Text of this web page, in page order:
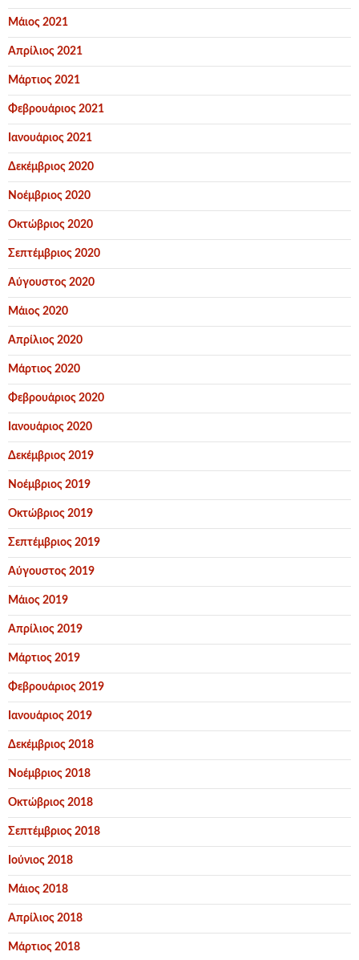
Μάιος 2021
Απρίλιος 2021
Μάρτιος 2021
Φεβρουάριος 2021
Ιανουάριος 2021
Δεκέμβριος 2020
Νοέμβριος 2020
Οκτώβριος 2020
Σεπτέμβριος 2020
Αύγουστος 2020
Μάιος 2020
Απρίλιος 2020
Μάρτιος 2020
Φεβρουάριος 2020
Ιανουάριος 2020
Δεκέμβριος 2019
Νοέμβριος 2019
Οκτώβριος 2019
Σεπτέμβριος 2019
Αύγουστος 2019
Μάιος 2019
Απρίλιος 2019
Μάρτιος 2019
Φεβρουάριος 2019
Ιανουάριος 2019
Δεκέμβριος 2018
Νοέμβριος 2018
Οκτώβριος 2018
Σεπτέμβριος 2018
Ιούνιος 2018
Μάιος 2018
Απρίλιος 2018
Μάρτιος 2018